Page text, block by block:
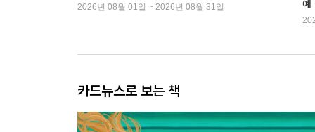
2026년 08월 01일 ~ 2026년 08월 31일
예
카드뉴스로 보는 책